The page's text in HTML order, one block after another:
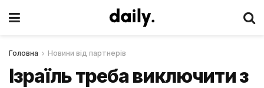
Головна Новини від партнерів
Ізраїль треба виключити з